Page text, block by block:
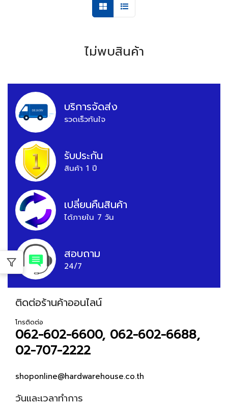
ไม่พบสินค้า
บริการจัดส่ง
รวดเร็วทันใจ
รับประกัน
สินค้า 1 ปี
เปลี่ยนคืนสินค้า
ได้ภายใน 7 วัน
สอบถาม
24/7
ติดต่อร้านค้าออนไลน์
โทรติดต่อ
062-602-6600, 062-602-6688,
02-707-2222
shoponline@hardwarehouse.co.th
วันและเวลาทำการ